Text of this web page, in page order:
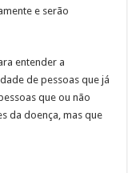
e serão
entender a
de pessoas que já
que ou não
da doença, mas que